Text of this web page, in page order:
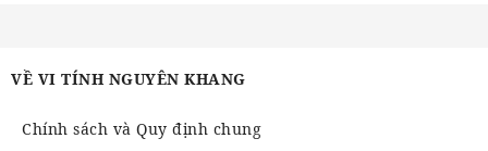
VỀ VI TÍNH NGUYÊN KHANG
Chính sách và Quy định chung